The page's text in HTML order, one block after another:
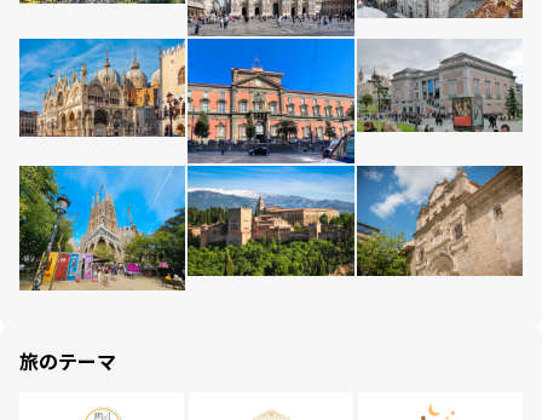
旅のテーマ